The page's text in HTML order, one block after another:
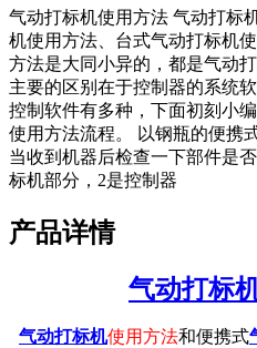
气动打标机使用方法 气动打标
机使用方法、台式气动打标机
方法是大同小异的，都是气动
主要的区别在于控制器的系统
控制软件有多种，下面初刻小
使用方法流程。 以钢瓶的便携
当收到机器后检查一下部件是
标机部分，2是控制器
产品详情
气动打标
气动打标机使用方法和便携式